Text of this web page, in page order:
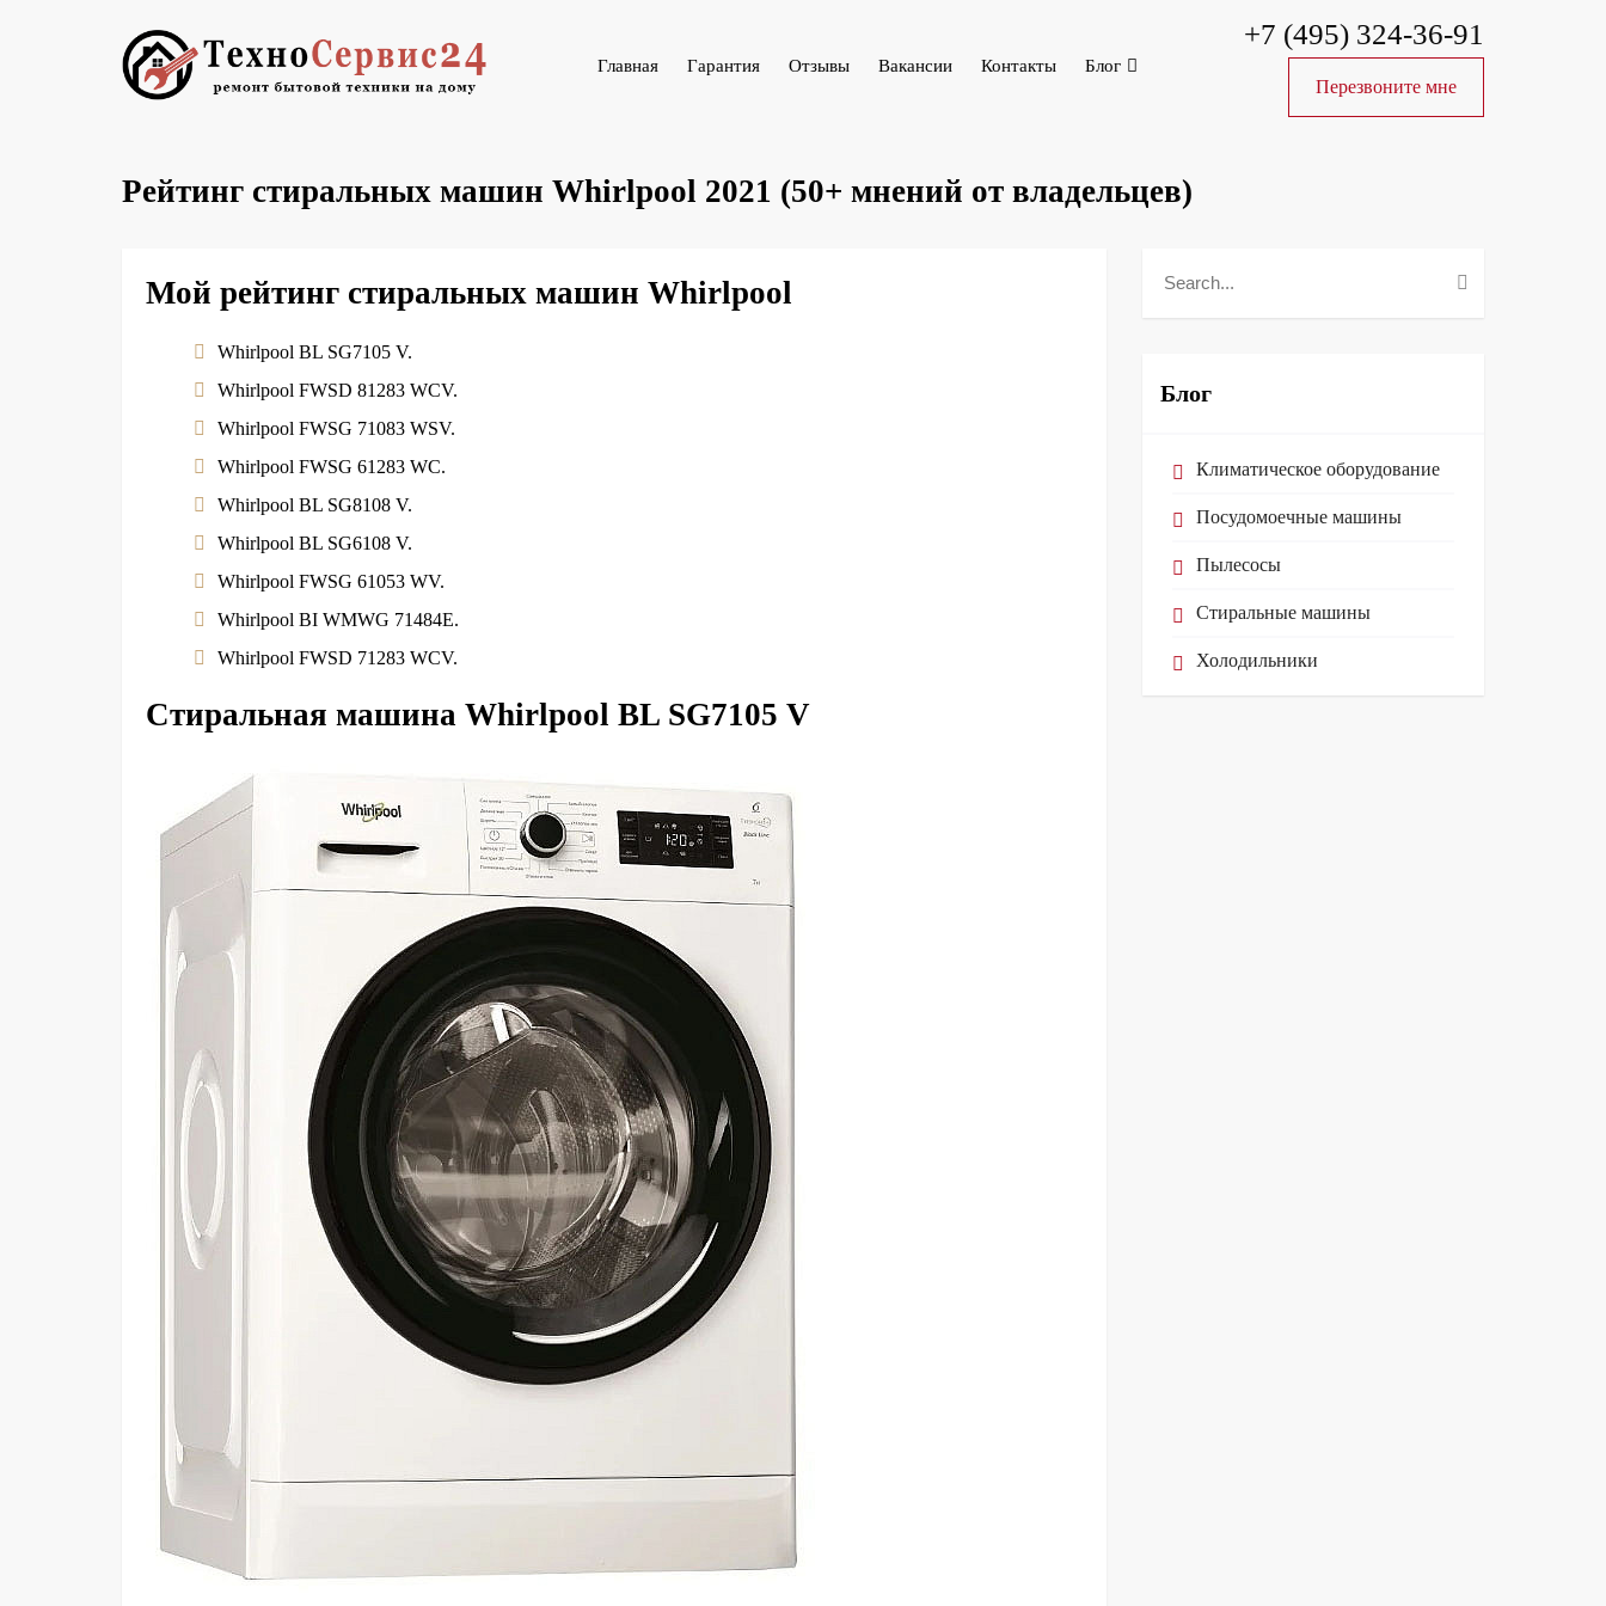
Главная Гарантия Отзывы Вакансии Контакты Блог
+7 (495) 324-36-91
Перезвоните мне
Рейтинг стиральных машин Whirlpool 2021 (50+ мнений от владельцев)
Мой рейтинг стиральных машин Whirlpool
Whirlpool BL SG7105 V.
Whirlpool FWSD 81283 WCV.
Whirlpool FWSG 71083 WSV.
Whirlpool FWSG 61283 WC.
Whirlpool BL SG8108 V.
Whirlpool BL SG6108 V.
Whirlpool FWSG 61053 WV.
Whirlpool BI WMWG 71484E.
Whirlpool FWSD 71283 WCV.
Стиральная машина Whirlpool BL SG7105 V
Блог
Климатическое оборудование
Посудомоечные машины
Пылесосы
Стиральные машины
Холодильники